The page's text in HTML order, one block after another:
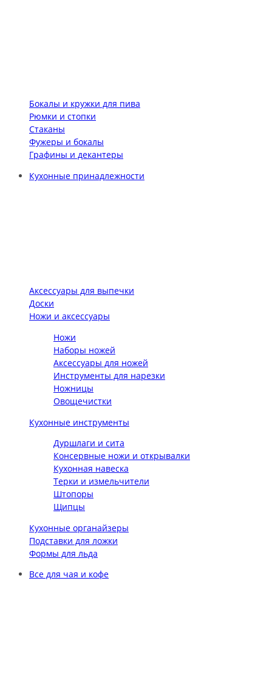
Бокалы и кружки для пива
Рюмки и стопки
Стаканы
Фужеры и бокалы
Графины и декантеры
Кухонные принадлежности
Аксессуары для выпечки
Доски
Ножи и аксессуары
Ножи
Наборы ножей
Аксессуары для ножей
Инструменты для нарезки
Ножницы
Овощечистки
Кухонные инструменты
Дуршлаги и сита
Консервные ножи и открывалки
Кухонная навеска
Терки и измельчители
Штопоры
Щипцы
Кухонные органайзеры
Подставки для ложки
Формы для льда
Все для чая и кофе